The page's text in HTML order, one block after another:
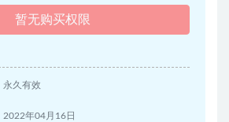
暂无购买权限
永久有效
2022年04月16日